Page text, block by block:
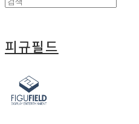
피규필드